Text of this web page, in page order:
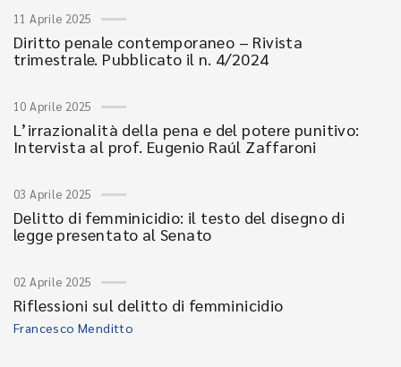
11 Aprile 2025
Diritto penale contemporaneo – Rivista
trimestrale. Pubblicato il n. 4/2024
10 Aprile 2025
L’irrazionalità della pena e del potere punitivo:
Intervista al prof. Eugenio Raúl Zaffaroni
03 Aprile 2025
Delitto di femminicidio: il testo del disegno di
legge presentato al Senato
02 Aprile 2025
Riflessioni sul delitto di femminicidio
Francesco Menditto